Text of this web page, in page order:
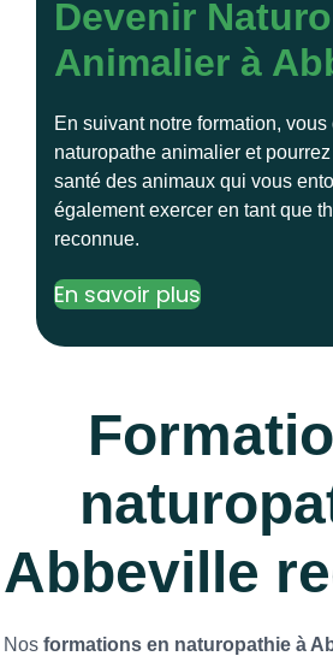
Devenir
Animalier à
En suivant notre formation,
naturopathe animalier et
santé des animaux qui vous
également exercer en tant que
reconnue.
En savoir plus
Abbeville
Nos formations en naturopathie à